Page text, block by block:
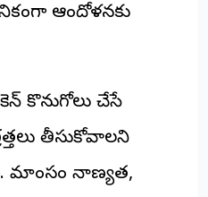
ఆందోళనకు
కొనుగోలు చేసే
తీసుకోవాలని
మాంసం నాణ్యత,